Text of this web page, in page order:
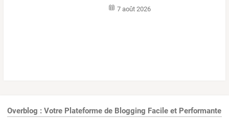
7 août 2026
Overblog : Votre Plateforme de Blogging Facile et Performante